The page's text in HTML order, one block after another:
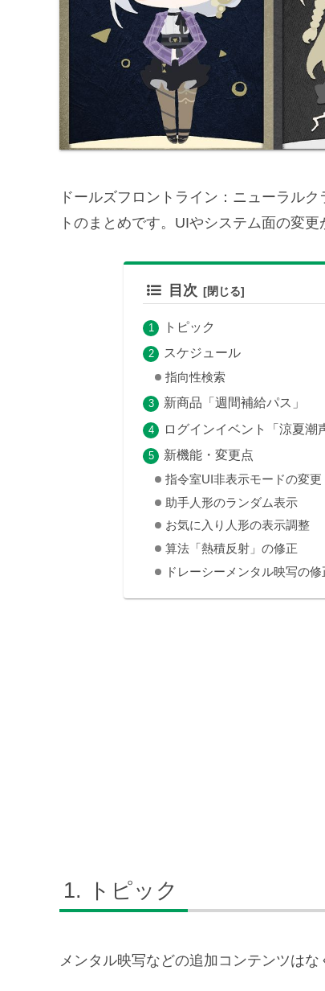
ドールズフロントライン：ニューラル
トのまとめです。UIやシステム面の変更
目次
トピック
スケジュール
指向性検索
新商品「週間補給パス」
ログインイベント「涼夏潮
新機能・変更点
指令室UI非表示モードの変更
助手人形のランダム表示
お気に入り人形の表示調整
算法「熱積反射」の修正
ドレーシーメンタル映写の修
トピック
メンタル映写などの追加コンテンツは